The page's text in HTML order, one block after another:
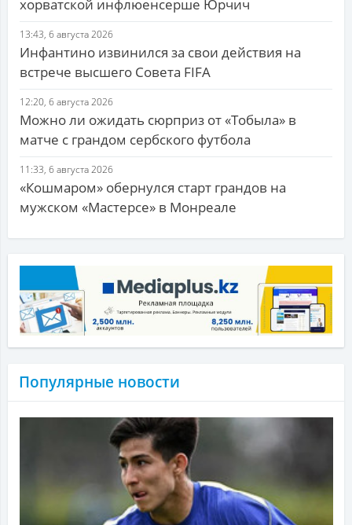
хорватской инфлюенсерше Юрчич
13:43, 6 августа 2026
Инфантино извинился за свои действия на
встрече высшего Совета FIFA
12:20, 6 августа 2026
Можно ли ожидать сюрприз от «Тобыла» в
матче с грандом сербского футбола
11:33, 6 августа 2026
«Кошмаром» обернулся старт грандов на
мужском «Мастерсе» в Монреале
Популярные новости